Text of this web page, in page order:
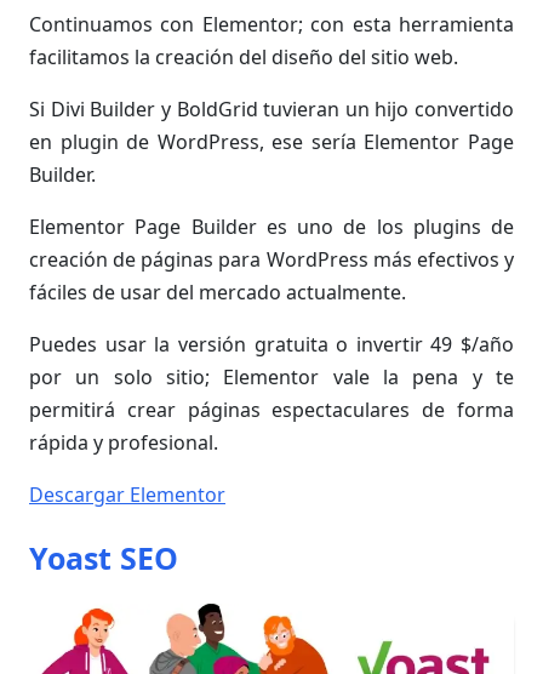
Continuamos con Elementor; con esta herramienta
facilitamos la creación del diseño del sitio web.
Si Divi Builder y BoldGrid tuvieran un hijo convertido
en plugin de WordPress, ese sería Elementor Page
Builder.
Elementor Page Builder es uno de los plugins de
creación de páginas para WordPress más efectivos y
fáciles de usar del mercado actualmente.
Puedes usar la versión gratuita o invertir 49 $/año
por un solo sitio; Elementor vale la pena y te
permitirá crear páginas espectaculares de forma
rápida y profesional.
Descargar Elementor
Yoast SEO